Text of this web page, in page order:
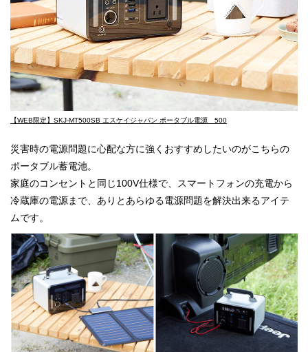
【WEB限定】SKJ-MT500SB エスケイジャパン ポータブル電源 500
災害時の電源問題に心配な方に強くおすすめしたいのがこちらの
ポータブル蓄電池。
家庭のコンセントと同じ100V仕様で、スマートフォンの充電から
冷蔵庫の電源まで、ありとあらゆる電源問題を解決出来るアイテ
ムです。